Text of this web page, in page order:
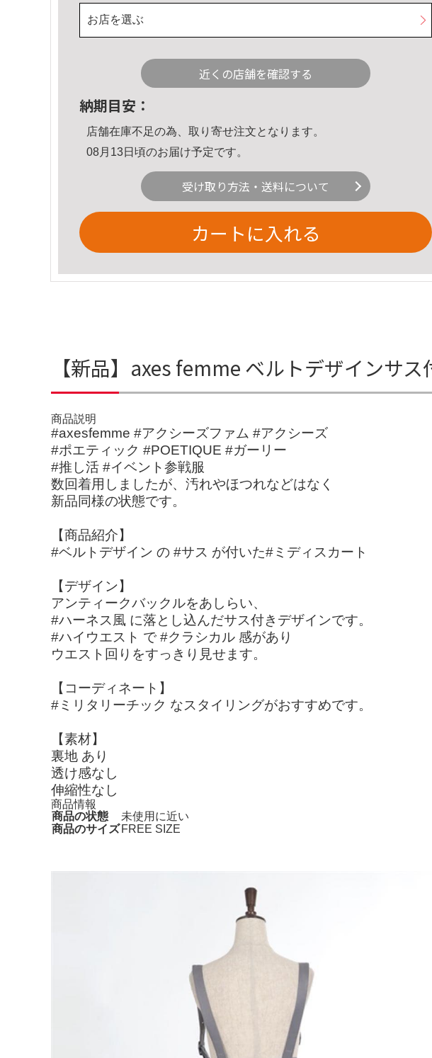
お店を選ぶ
近くの店舗を確認する
納期目安：
店舗在庫不足の為、取り寄せ注文となります。
08月13日頃のお届け予定です。
受け取り方法・送料について
カートに入れる
【新品】axes femme ベルトデザインサ
商品説明
#axesfemme #アクシーズファム #アクシーズ
#ポエティック #POETIQUE #ガーリー
#推し活 #イベント参戦服
数回着用しましたが、汚れやほつれなどはなく
新品同様の状態です。
【商品紹介】
#ベルトデザイン の #サス が付いた#ミディスカート
【デザイン】
アンティークバックルをあしらい、
#ハーネス風 に落とし込んだサス付きデザインです。
#ハイウエスト で #クラシカル 感があり
ウエスト回りをすっきり見せます。
【コーディネート】
#ミリタリーチック なスタイリングがおすすめです。
【素材】
裏地 あり
透け感なし
伸縮性なし
商品情報
商品の状態
未使用に近い
商品のサイズ FREE SIZE